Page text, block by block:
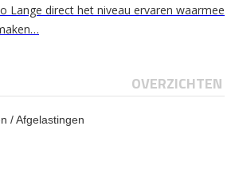
Lange direct het niveau ervaren waarmee
OVERZICHTEN
/ Afgelastingen